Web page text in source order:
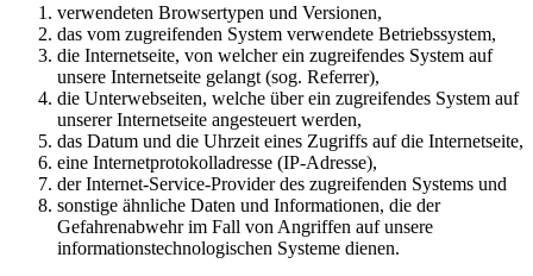
verwendeten Browsertypen und Versionen,
das vom zugreifenden System verwendete Betriebssystem,
die Internetseite, von welcher ein zugreifendes System auf
unsere Internetseite gelangt (sog. Referrer),
die Unterwebseiten, welche über ein zugreifendes System auf
unserer Internetseite angesteuert werden,
das Datum und die Uhrzeit eines Zugriffs auf die Internetseite,
eine Internetprotokolladresse (IP-Adresse),
der Internet-Service-Provider des zugreifenden Systems und
sonstige ähnliche Daten und Informationen, die der
Gefahrenabwehr im Fall von Angriffen auf unsere
informationstechnologischen Systeme dienen.